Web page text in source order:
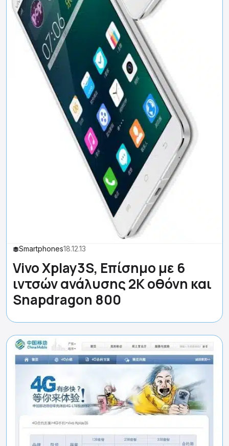
Smartphones18.12.13
Vivo Xplay3S, Επίσημο με 6
ιντσών ανάλυσης 2Κ οθόνη και
Snapdragon 800